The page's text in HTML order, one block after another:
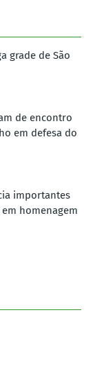
grade de São
de encontro
em defesa do
importantes
homenagem